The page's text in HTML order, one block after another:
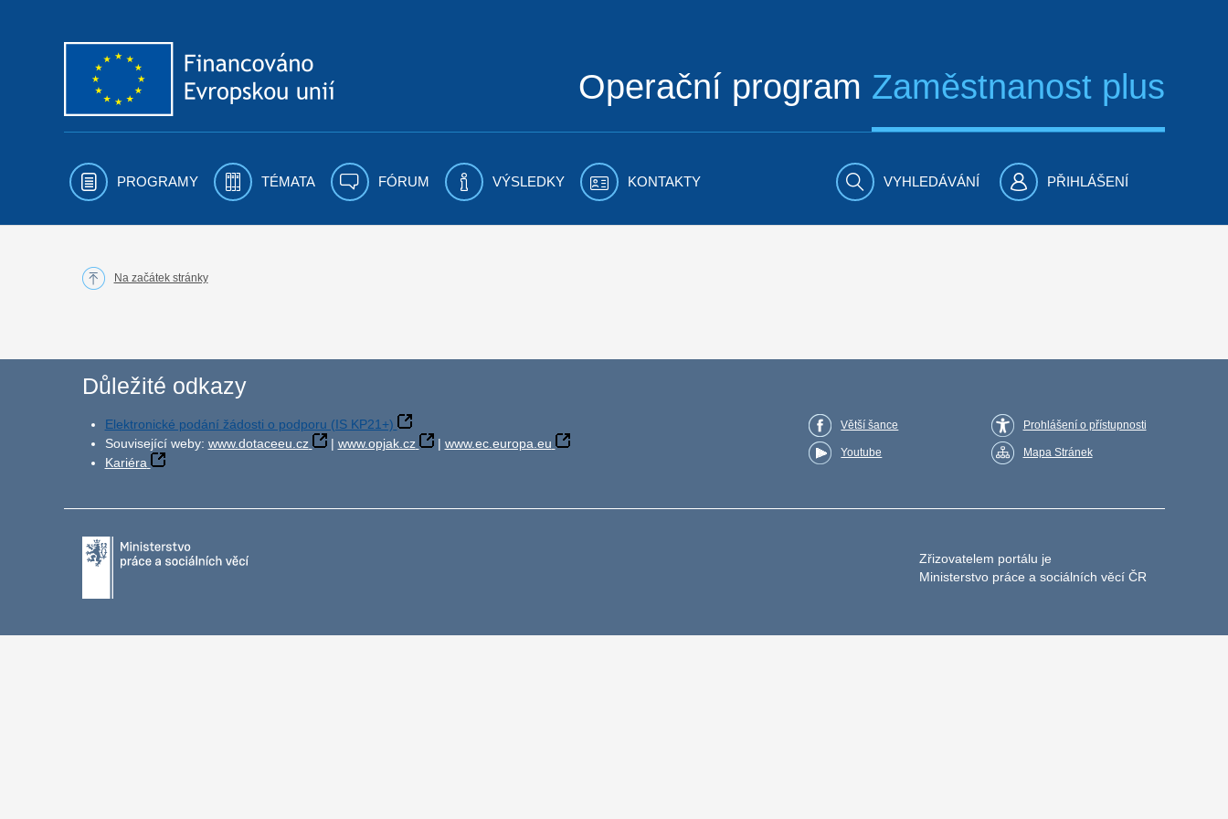
Operační program Zaměstnanost plus
PROGRAMY TÉMATA FÓRUM VÝSLEDKY KONTAKTY VYHLEDÁVÁNÍ PŘIHLÁŠENÍ
Na začátek stránky
Důležité odkazy
Elektronické podání žádosti o podporu (IS KP21+)
Související weby: www.dotaceeu.cz | www.opjak.cz | www.ec.europa.eu
Kariéra
Větší šance
Youtube
Prohlášení o přístupnosti
Mapa Stránek
Zřizovatelem portálu je
Ministerstvo práce a sociálních věcí ČR